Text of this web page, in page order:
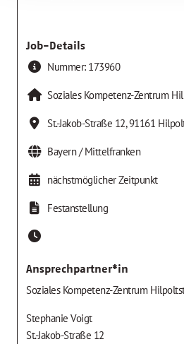
Job-Details
Nummer: 173960
Soziales Kompetenz-Zentrum
St.-Jakob-Straße 12,91161
Bayern / Mittelfranken
nächstmöglicher Zeitpunkt
Festanstellung
Ansprechpartner*in
Soziales Kompetenz-Zentrum
Stephanie Voigt
St.-Jakob-Straße 12